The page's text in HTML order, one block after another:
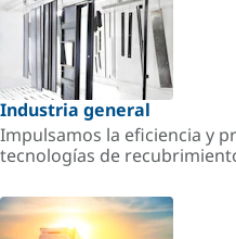
Industria general
Impulsamos la eficiencia y
tecnologías de